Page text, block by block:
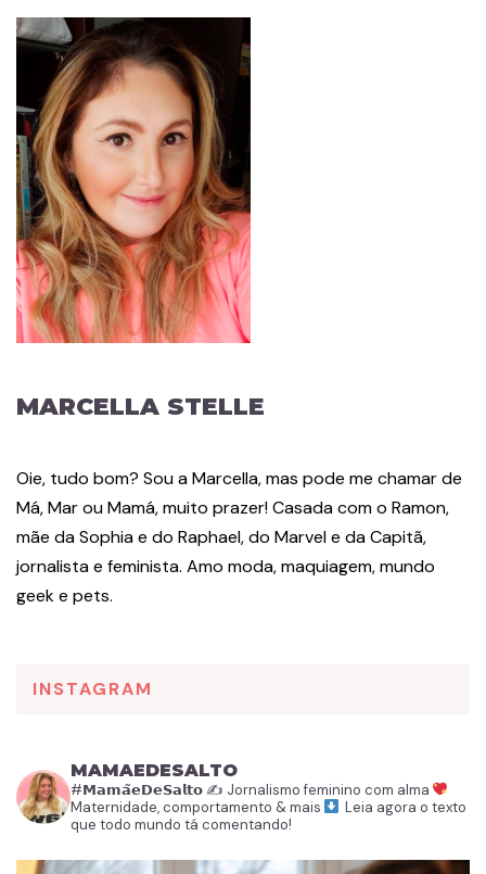
MARCELLA STELLE
Oie, tudo bom? Sou a Marcella, mas pode me chamar de
Má, Mar ou Mamá, muito prazer! Casada com o Ramon,
mãe da Sophia e do Raphael, do Marvel e da Capitã,
jornalista e feminista. Amo moda, maquiagem, mundo
geek e pets.
INSTAGRAM
MAMAEDESALTO
#𝗠𝗮𝗺𝗮̃𝗲𝗗𝗲𝗦𝗮𝗹𝘁𝗼 ✍️ Jornalismo feminino com alma
Maternidade, comportamento & mais
Leia agora o texto
que todo mundo tá comentando!